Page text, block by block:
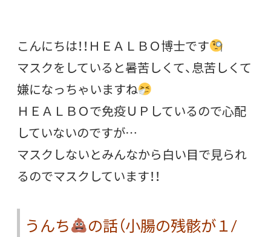
こんにちは！！ＨＥＡＬＢＯ博士です
マスクをしていると暑苦しくて、息苦しくて
嫌になっちゃいますね
ＨＥＡＬＢＯで免疫ＵＰしているので心配
していないのですが…
マスクしないとみんなから白い目で見られ
るのでマスクしています！！
うんち
の話（小腸の残骸が１/